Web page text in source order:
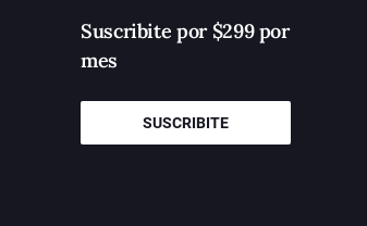
Suscribite por $299 por
mes
SUSCRIBITE